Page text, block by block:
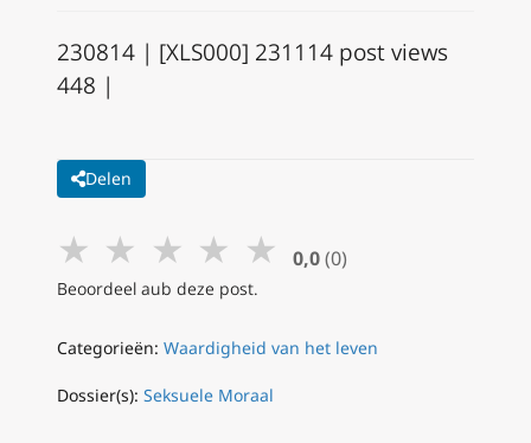
230814 | [XLS000] 231114 post views
448 |
Delen
★ ★ ★ ★ ★ 0,0 (0)
Beoordeel aub deze post.
Categorieën: Waardigheid van het leven
Dossier(s): Seksuele Moraal